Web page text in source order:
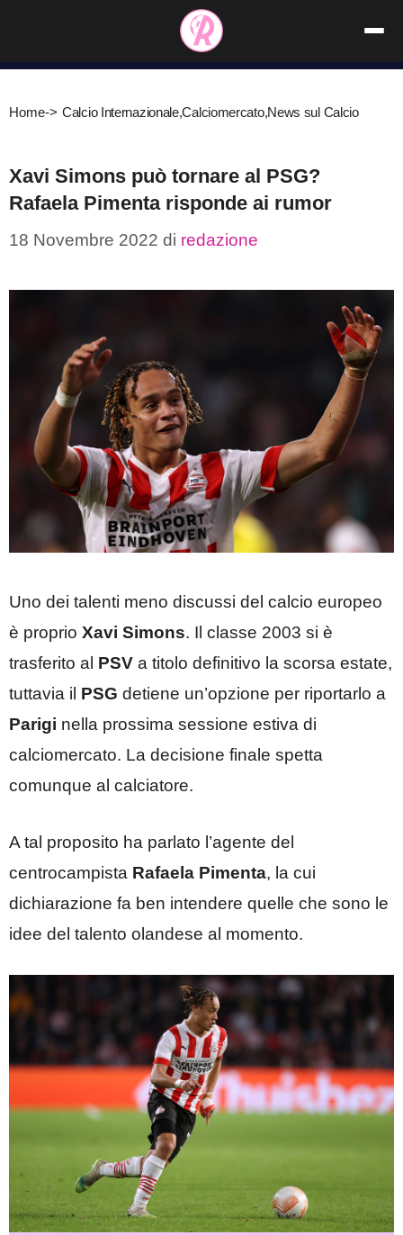
contenuto
Home-> Calcio Internazionale,Calciomercato,News sul Calcio
Xavi Simons può tornare al PSG?
Rafaela Pimenta risponde ai rumor
18 Novembre 2022 di redazione
Uno dei talenti meno discussi del calcio europeo
è proprio Xavi Simons. Il classe 2003 si è
trasferito al PSV a titolo definitivo la scorsa estate,
tuttavia il PSG detiene un’opzione per riportarlo a
Parigi nella prossima sessione estiva di
calciomercato. La decisione finale spetta
comunque al calciatore.
A tal proposito ha parlato l’agente del
centrocampista Rafaela Pimenta, la cui
dichiarazione fa ben intendere quelle che sono le
idee del talento olandese al momento.